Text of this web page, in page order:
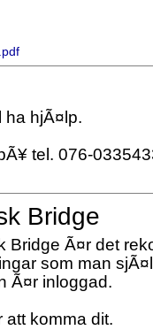
ha hjÃ¤lp.
tel. 076-
Bridge
Bridge Ã¤r det
som man
Ã¤r inloggad.
att komma dit.